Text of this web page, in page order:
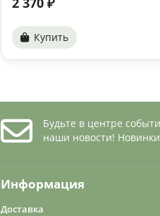
Купить
Будьте в центре
наши новости!
Информация
Доставка